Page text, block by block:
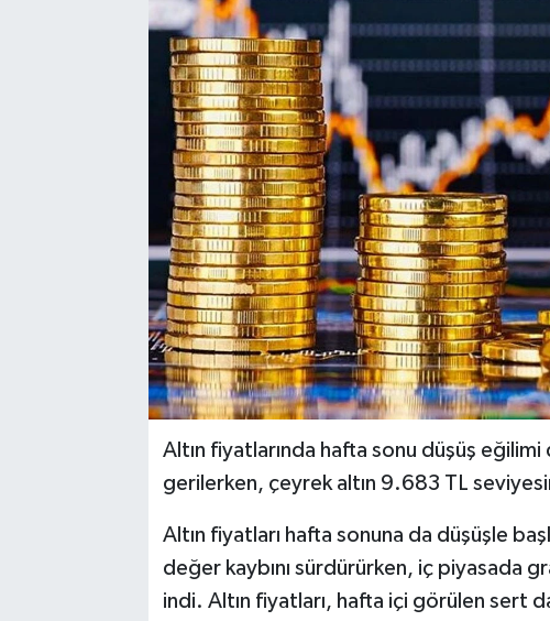
Altın fiyatlarında hafta sonu düşüş
gerilerken, çeyrek altın 9.683 TL
Altın fiyatları hafta sonuna da düşüşle
değer kaybını sürdürürken, iç piyasada
indi. Altın fiyatları, hafta içi görülen sert